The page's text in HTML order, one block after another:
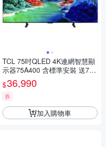
TCL 75吋QLED 4K連網智慧顯
示器75A400 含標準安裝 送7-1
1商品卡1400元
$36,990
券
加入購物車